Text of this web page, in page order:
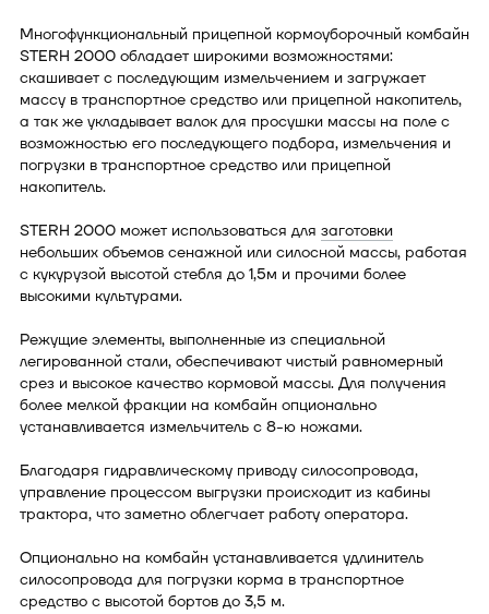
Многофункциональный прицепной кормоуборочный комбайн
STERH 2000 обладает широкими возможностями:
скашивает с последующим измельчением и загружает
массу в транспортное средство или прицепной накопитель,
а так же укладывает валок для просушки массы на поле с
возможностью его последующего подбора, измельчения и
погрузки в транспортное средство или прицепной
накопитель.
STERH 2000 может использоваться для заготовки
небольших объемов сенажной или силосной массы, работая
с кукурузой высотой стебля до 1,5м и прочими более
высокими культурами.
Режущие элементы, выполненные из специальной
легированной стали, обеспечивают чистый равномерный
срез и высокое качество кормовой массы. Для получения
более мелкой фракции на комбайн опционально
устанавливается измельчитель с 8-ю ножами.
Благодаря гидравлическому приводу силосопровода,
управление процессом выгрузки происходит из кабины
трактора, что заметно облегчает работу оператора.
Опционально на комбайн устанавливается удлинитель
силосопровода для погрузки корма в транспортное
средство с высотой бортов до 3,5 м.